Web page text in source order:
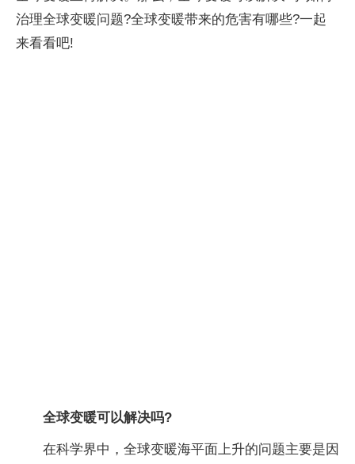
治理全球变暖问题?全球变暖带来的危害有哪些?一起
来看看吧!
全球变暖可以解决吗?
在科学界中，全球变暖海平面上升的问题主要是因